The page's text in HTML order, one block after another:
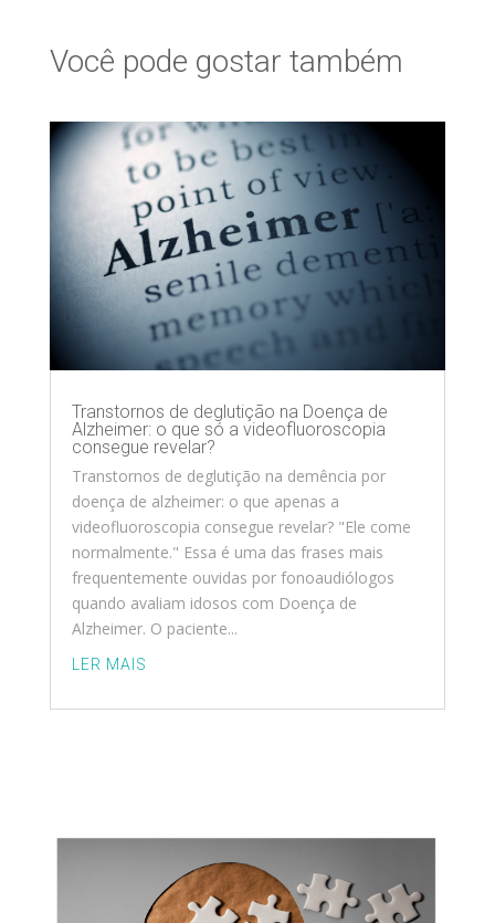
Você pode gostar também
Transtornos de deglutição na Doença de
Alzheimer: o que só a videofluoroscopia
consegue revelar?
Transtornos de deglutição na demência por
doença de alzheimer: o que apenas a
videofluoroscopia consegue revelar? "Ele come
normalmente." Essa é uma das frases mais
frequentemente ouvidas por fonoaudiólogos
quando avaliam idosos com Doença de
Alzheimer. O paciente...
LER MAIS